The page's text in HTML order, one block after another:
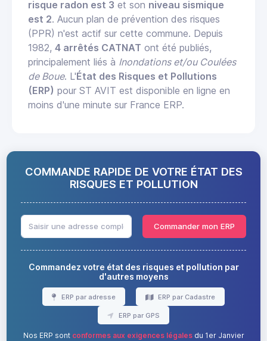
risque radon est 3 et son niveau sismique
est 2. Aucun plan de prévention des risques
(PPR) n'est actif sur cette commune. Depuis
1982, 4 arrêtés CATNAT ont été publiés,
principalement liés à Inondations et/ou Coulées
de Boue. L'État des Risques et Pollutions
(ERP) pour ST AVIT est disponible en ligne en
moins d'une minute sur France ERP.
COMMANDE RAPIDE DE VOTRE ÉTAT DES
RISQUES ET POLLUTION
Commander mon ERP
Commandez votre état des risques et pollution par
d'autres moyens
ERP par adresse ERP par Cadastre
ERP par GPS
Nos ERP sont conformes aux exigences légalesdu 1er Janvier